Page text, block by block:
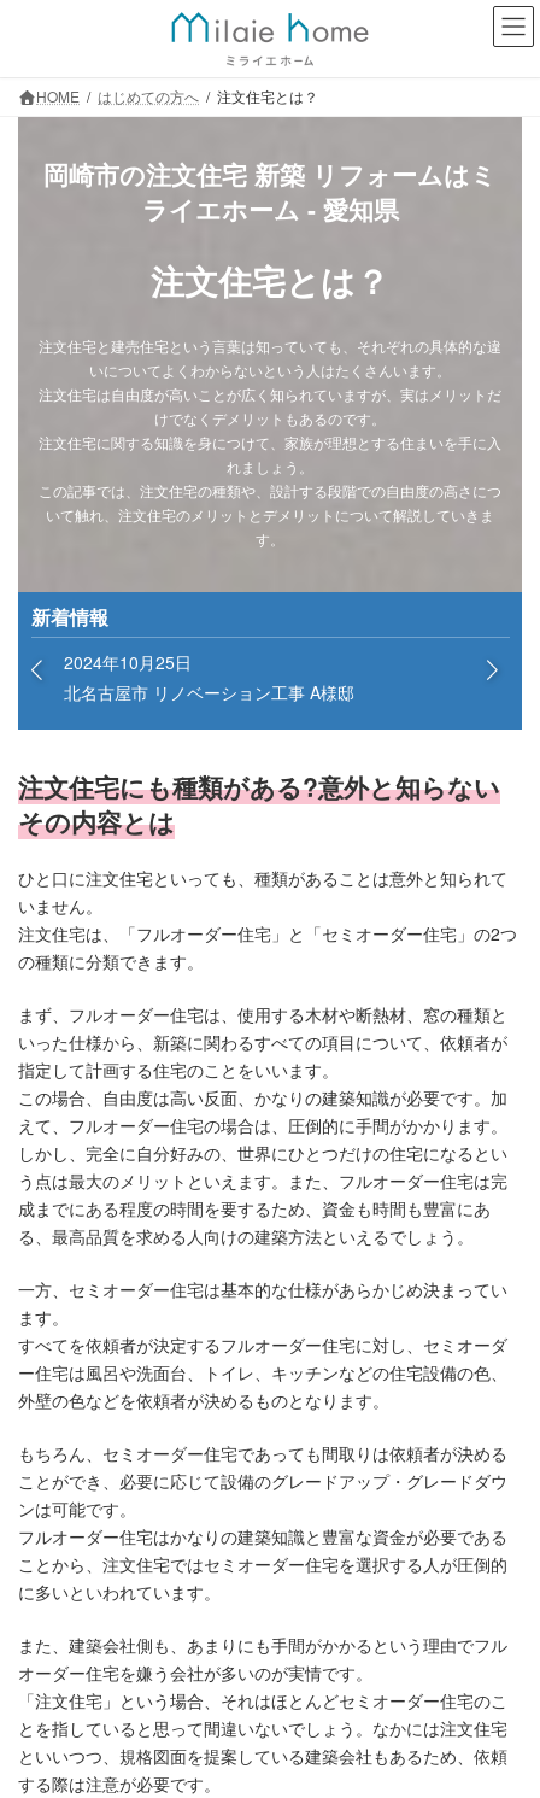
HOME はじめての方へ 注文住宅とは？
岡崎市の注文住宅 新築 リフォームはミ
ライエホーム - 愛知県
注文住宅とは？
注文住宅と建売住宅という言葉は知っていても、それぞれの具体的な違
いについてよくわからないという人はたくさんいます。
注文住宅は自由度が高いことが広く知られていますが、実はメリットだ
けでなくデメリットもあるのです。
注文住宅に関する知識を身につけて、家族が理想とする住まいを手に入
れましょう。
この記事では、注文住宅の種類や、設計する段階での自由度の高さにつ
いて触れ、注文住宅のメリットとデメリットについて解説していきま
す。
新着情報
2024年10月25日
北名古屋市 リノベーション工事 A様邸
注文住宅にも種類がある?意外と知らない
その内容とは
ひと口に注文住宅といっても、種類があることは意外と知られて
いません。
注文住宅は、「フルオーダー住宅」と「セミオーダー住宅」の2つ
の種類に分類できます。
まず、フルオーダー住宅は、使用する木材や断熱材、窓の種類と
いった仕様から、新築に関わるすべての項目について、依頼者が
指定して計画する住宅のことをいいます。
この場合、自由度は高い反面、かなりの建築知識が必要です。加
えて、フルオーダー住宅の場合は、圧倒的に手間がかかります。
しかし、完全に自分好みの、世界にひとつだけの住宅になるとい
う点は最大のメリットといえます。また、フルオーダー住宅は完
成までにある程度の時間を要するため、資金も時間も豊富にあ
る、最高品質を求める人向けの建築方法といえるでしょう。
一方、セミオーダー住宅は基本的な仕様があらかじめ決まってい
ます。
すべてを依頼者が決定するフルオーダー住宅に対し、セミオーダ
ー住宅は風呂や洗面台、トイレ、キッチンなどの住宅設備の色、
外壁の色などを依頼者が決めるものとなります。
もちろん、セミオーダー住宅であっても間取りは依頼者が決める
ことができ、必要に応じて設備のグレードアップ・グレードダウ
ンは可能です。
フルオーダー住宅はかなりの建築知識と豊富な資金が必要である
ことから、注文住宅ではセミオーダー住宅を選択する人が圧倒的
に多いといわれています。
また、建築会社側も、あまりにも手間がかかるという理由でフル
オーダー住宅を嫌う会社が多いのが実情です。
「注文住宅」という場合、それはほとんどセミオーダー住宅のこ
とを指していると思って間違いないでしょう。なかには注文住宅
といいつつ、規格図面を提案している建築会社もあるため、依頼
する際は注意が必要です。